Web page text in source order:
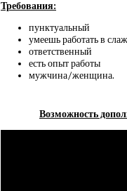
Требования:
пунктуальный
умеешь работать в
ответственный
есть опыт работы
мужчина/женщина.
Возможность